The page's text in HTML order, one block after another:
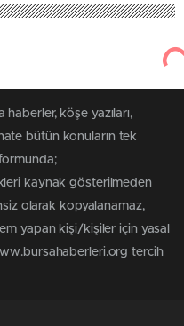
köşe yazıları,
bütün konuların tek
kaynak gösterilmeden
olarak kopyalanamaz,
yapan kişi/kişiler için yasal
tercih